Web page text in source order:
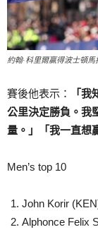
約翰·科里爾贏得波士頓
賽後他表示：
「
公里決定勝負。我
量。」「我一直想
Men’s top 10
John Korir
Alphonce Felix